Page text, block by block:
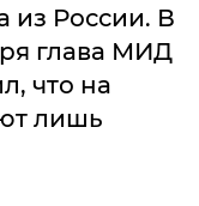
из России. В
глава МИД
что на
лишь